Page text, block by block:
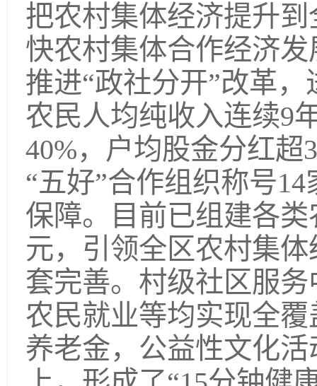
把农村集体经济提升
快农村集体合作经济
推进“政社分开”改革
农民人均纯收入连续9
40%，户均股金分红超
“五好”合作组织称号
保障。目前已组建各
元，引领全区农村集
套完善。村级社区服
农民就业等均实现全
养老金，公益性文化